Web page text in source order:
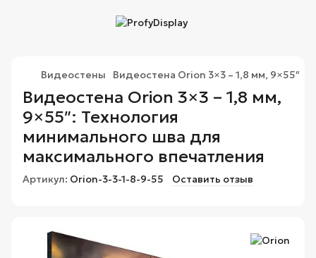
Видеостены Видеостена Orion 3×3 – 1,8 мм, 9×55″
Видеостена Orion 3×3 – 1,8 мм,
9×55″: Технология
минимального шва для
максимального впечатления
Артикул: Orion-3-3-1-8-9-55 Оставить отзыв